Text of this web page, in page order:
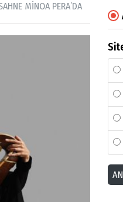
MİNOA PERA’DA